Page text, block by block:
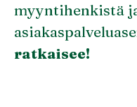
myyntihenkistä
ratkaisee!